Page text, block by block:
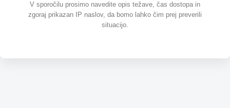
V sporočilu prosimo navedite opis težave, čas dostopa in
zgoraj prikazan IP naslov, da bomo lahko čim prej preverili
situacijo.